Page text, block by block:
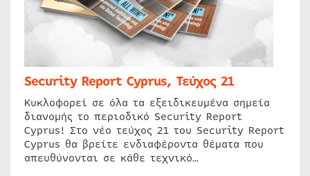
Security Report Cyprus, Τεύχος 21
Κυκλοφορεί σε όλα τα εξειδικευμένα σημεία
διανομής το περιοδικό Security Report
Cyprus! Στο νέο τεύχος 21 του Security Report
Cyprus θα βρείτε ενδιαφέροντα θέματα που
απευθύνονται σε κάθε τεχνικό…